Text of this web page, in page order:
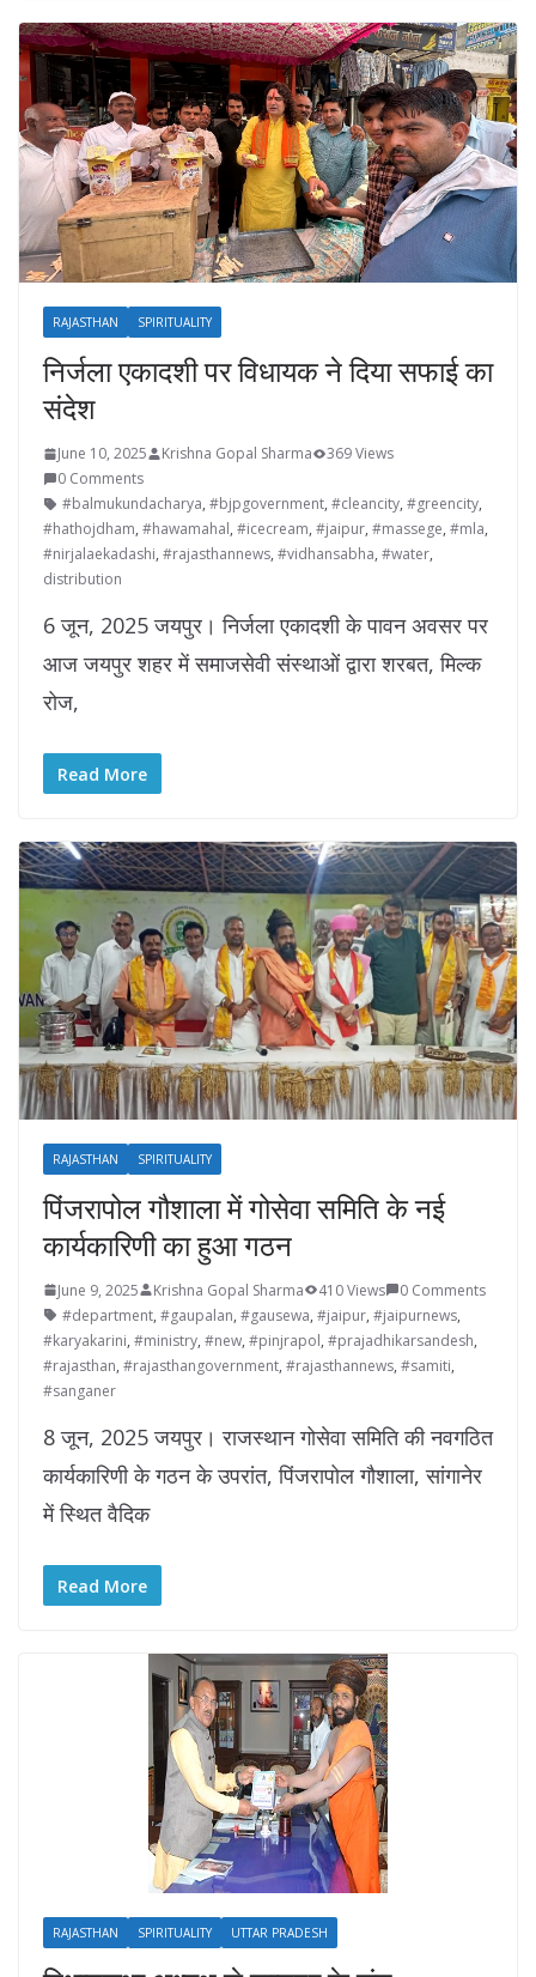
RAJASTHAN SPIRITUALITY
निर्जला एकादशी पर विधायक ने दिया सफाई का
संदेश
June 10, 2025 Krishna Gopal Sharma
369 Views
0 Comments
#balmukundacharya, #bjpgovernment, #cleancity, #greencity,
#hathojdham, #hawamahal, #icecream, #jaipur, #massege, #mla,
#nirjalaekadashi, #rajasthannews, #vidhansabha, #water,
distribution
6 जून, 2025 जयपुर। निर्जला एकादशी के पावन अवसर पर
आज जयपुर शहर में समाजसेवी संस्थाओं द्वारा शरबत, मिल्क
रोज,
Read More
RAJASTHAN SPIRITUALITY
पिंजरापोल गौशाला में गोसेवा समिति के नई
कार्यकारिणी का हुआ गठन
June 9, 2025 Krishna Gopal Sharma 410 Views
0 Comments
#department, #gaupalan, #gausewa, #jaipur, #jaipurnews,
#karyakarini, #ministry, #new, #pinjrapol, #prajadhikarsandesh,
#rajasthan, #rajasthangovernment, #rajasthannews, #samiti,
#sanganer
8 जून, 2025 जयपुर। राजस्थान गोसेवा समिति की नवगठित
कार्यकारिणी के गठन के उपरांत, पिंजरापोल गौशाला, सांगानेर
में स्थित वैदिक
Read More
RAJASTHAN SPIRITUALITY UTTAR PRADESH